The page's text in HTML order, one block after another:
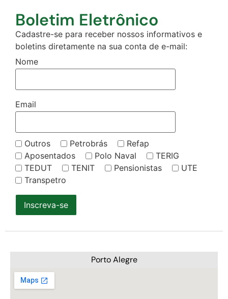
Boletim Eletrônico
Cadastre-se para receber nossos informativos e
boletins diretamente na sua conta de e-mail:
Nome
Email
Outros Petrobrás
Refap
Aposentados
Polo Naval
TERIG
TEDUT
TENIT Pensionistas
UTE
Transpetro
Inscreva-se
Porto Alegre